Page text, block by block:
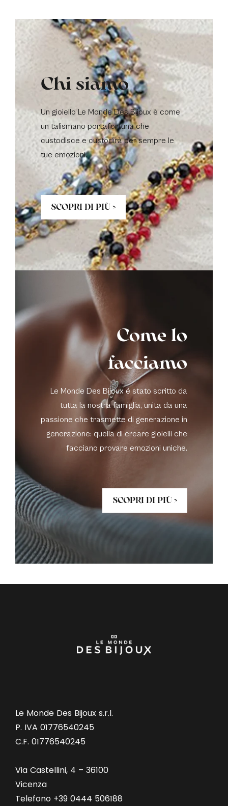
Chi siamo
Un gioiello Le Monde Des Bijoux è come
un talismano portafortuna che
custodisce e custodirà per sempre le
tue emozioni.
SCOPRI DI PIÙ >
Come lo
facciamo
Le Monde Des Bijoux é stato scritto da
tutta la nostra famiglia, unita da una
passione che trasmette di generazione in
generazione: quella di creare gioielli che
facciano provare emozioni uniche.
SCOPRI DI PIÙ >
Le Monde Des Bijoux s.r.l.
P. IVA 01776540245
C.F. 01776540245
Via Castellini, 4 – 36100
Vicenza
Telefono +39 0444 506188